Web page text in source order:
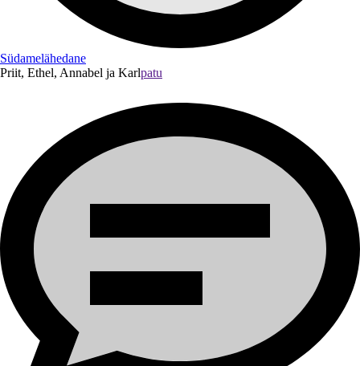
Südamelähedane
Priit, Ethel, Annabel ja Karlpatu